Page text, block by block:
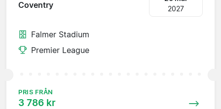
Coventry
2027
Falmer Stadium
Premier League
PRIS FRÅN
3 786 kr